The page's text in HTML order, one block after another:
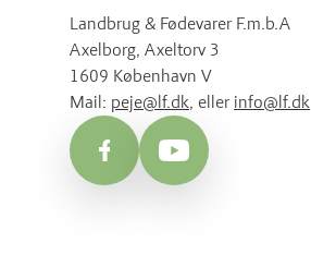
Landbrug & Fødevarer F.m.b.A
Axelborg, Axeltorv 3
1609 København V
Mail: peje@lf.dk, eller info@lf.dk
FacebookYouTube